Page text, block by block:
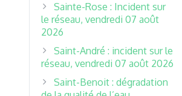
Sainte-Rose : Incident sur
le réseau, vendredi 07 août
2026
Saint-André : incident sur le
réseau, vendredi 07 août 2026
Saint-Benoit : dégradation